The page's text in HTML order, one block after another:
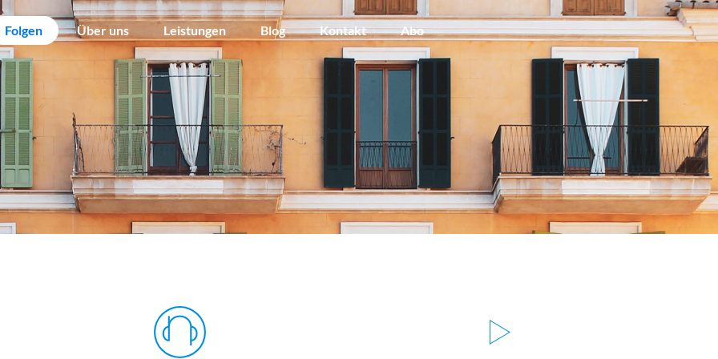
Folgen Über uns Leistungen Blog Kontakt Abo